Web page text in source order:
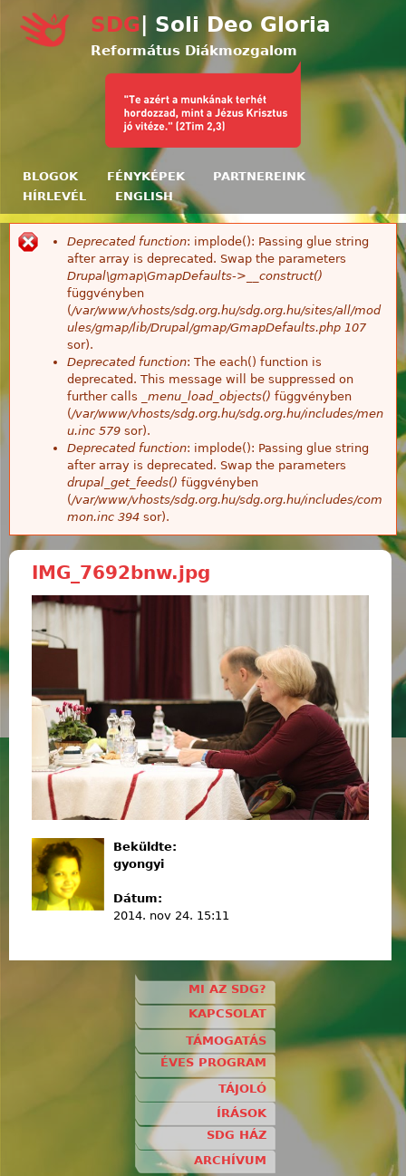
Ugrás a tartalomra
SDG | Soli Deo Gloria
Református Diákmozgalom
BLOGOK FÉNYKÉPEK
PARTNEREINK
HÍRLEVÉL
ENGLISH
Hibaüzenet
Deprecated function: implode(): Passing glue string
after array is deprecated. Swap the parameters
Drupal\gmap\GmapDefaults->__construct()
függvényben
(/var/www/vhosts/sdg.org.hu/sdg.org.hu/sites/all/mod
ules/gmap/lib/Drupal/gmap/GmapDefaults.php 107
sor).
Deprecated function: The each() function is
deprecated. This message will be suppressed on
further calls
_menu_load_objects() függvényben
(/var/www/vhosts/sdg.org.hu/sdg.org.hu/includes/men
u.inc 579 sor).
Deprecated function: implode(): Passing glue string
after array is deprecated. Swap the parameters
drupal_get_feeds() függvényben
(/var/www/vhosts/sdg.org.hu/sdg.org.hu/includes/com
mon.inc 394 sor).
IMG_7692bnw.jpg
Beküldte:
gyongyi
Dátum:
2014. nov 24. 15:11
MI AZ SDG?
KAPCSOLAT
TÁMOGATÁS
ÉVES PROGRAM
TÁJOLÓ
ÍRÁSOK
SDG HÁZ
ARCHÍVUM